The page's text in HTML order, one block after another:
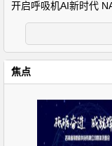
开启呼吸机AI新时代
焦点